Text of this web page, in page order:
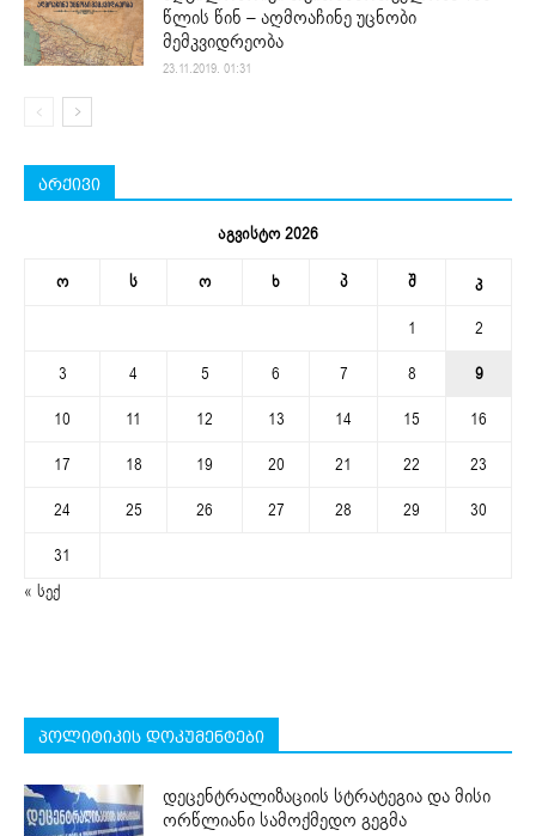
წლის წინ – აღმოაჩინე უცნობი
მემკვიდრეობა
23.11.2019. 01:31
არქივი
აგვისტო 2026
ო ს ო ხ პ შ კ
1
2
3
4 5 6 7 8
9
10
11 12 13 14 15
16
17
18 19 20 21 22
23
24
25 26 27 28 29
30
31
« სექ
პოლიტიკის დოკუმენტები
დეცენტრალიზაციის სტრატეგია და მისი
ორწლიანი სამოქმედო გეგმა